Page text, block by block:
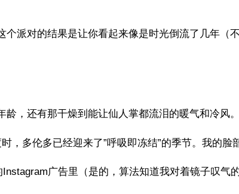
派对的结果是让你看起来像是时光倒流了几年
，还有那干燥到能让仙人掌都流泪的暖气和冷风
，多伦多已经迎来了”呼吸即冻结”的季节。我的
广告里（是的，算法知道我对着镜子叹气的